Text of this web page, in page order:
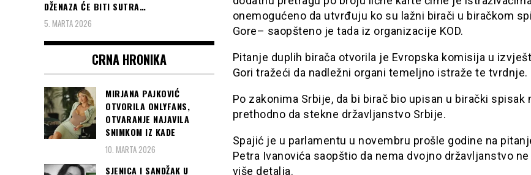
onemogućeno da utvrđuju ko su lažni birači u biračkom
Gore– saopšteno je tada iz organizacije KOD.
Pitanje duplih birača otvorila je Evropska komisija u
Gori tražeći da nadležni organi temeljno istraže te tvrdnje.
Po zakonima Srbije, da bi birač bio upisan u birački spisak
prethodno da stekne državljanstvo Srbije.
Spajić je u parlamentu u novembru prošle godine na
Petra Ivanovića saopštio da nema dvojno državljanstvo
više detalja.
DŽENAZA ĆE BITI SUTRA…
5. MARTA 2026
CRNA HRONIKA
MIRJANA PAJKOVIĆ
OTVORILA ONLYFANS,
OTVARANJE NAJAVILA
SNIMKOM IZ KADE
10. MARTA 2026
SJENICA I SANDŽAK U